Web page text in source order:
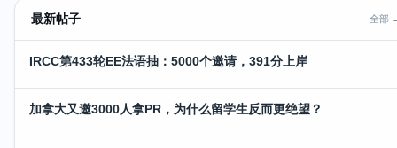
最新帖子 全部
IRCC第433轮EE法语抽：5000个邀请，391分上岸
加拿大又邀3000人拿PR，为什么留学生反而更绝望？